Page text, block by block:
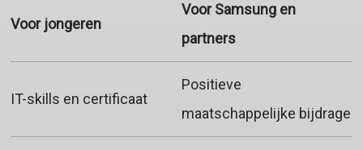
Voor jongeren
Voor Samsung en
partners
IT-skills en certificaat
Positieve
maatschappelijke bijdrage